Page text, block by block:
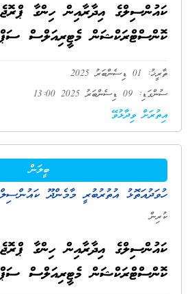
ކައުންސިލްގެ އިދާރާއިން ހިންގާ
ކޮންސްޓްރަކްޝަން މެޓީރިއަލްސް
ތާރީޚު: 01 ޑިސެންބަރު 2025
ސުންގަޑި: 09 ޑިސެންބަރު 2025 13:00
އިތުރަށް ވިދާޅުވޭ
ބީލަން
ހުވަދުއަތޮޅު އުތުރުބުރީ މާމެންދޫ
ކުރިން
ކައުންސިލްގެ އިދާރާއިން ހިންގާ
ކޮންސްޓްރަކްޝަން މެޓީރިއަލްސް